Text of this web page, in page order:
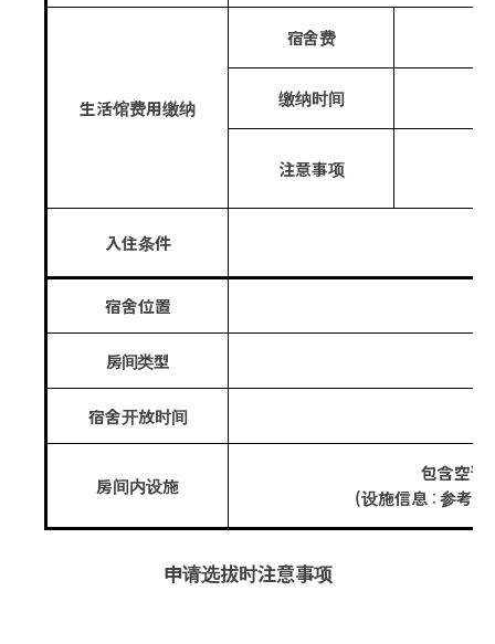
生活馆费用缴纳
宿舍费
缴纳时间
注意事项
入住条件
宿舍位置
房间类型
宿舍开放时间
房间内设施
包含空调
(设施信息 : 参考
申请选拔时注意事项